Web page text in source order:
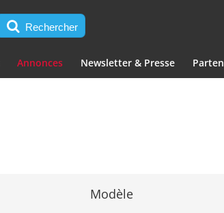
Rechercher
Annonces Newsletter & Presse
Modèle